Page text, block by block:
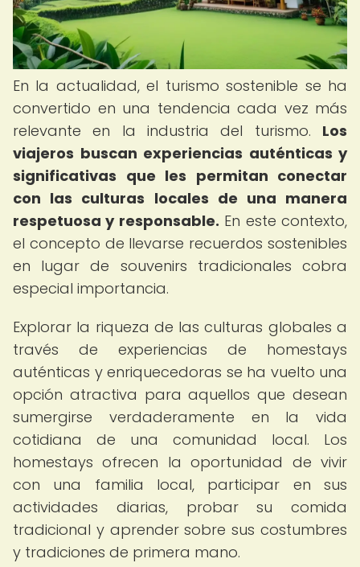
En la actualidad, el turismo sostenible se ha
convertido en una tendencia cada vez más
relevante en la industria del turismo. Los
viajeros buscan experiencias auténticas y
significativas que les permitan conectar
con las culturas locales de una manera
respetuosa y responsable. En este contexto,
el concepto de llevarse recuerdos sostenibles
en lugar de souvenirs tradicionales cobra
especial importancia.
Explorar la riqueza de las culturas globales a
través de experiencias de homestays
auténticas y enriquecedoras se ha vuelto una
opción atractiva para aquellos que desean
sumergirse verdaderamente en la vida
cotidiana de una comunidad local. Los
homestays ofrecen la oportunidad de vivir
con una familia local, participar en sus
actividades diarias, probar su comida
tradicional y aprender sobre sus costumbres
y tradiciones de primera mano.